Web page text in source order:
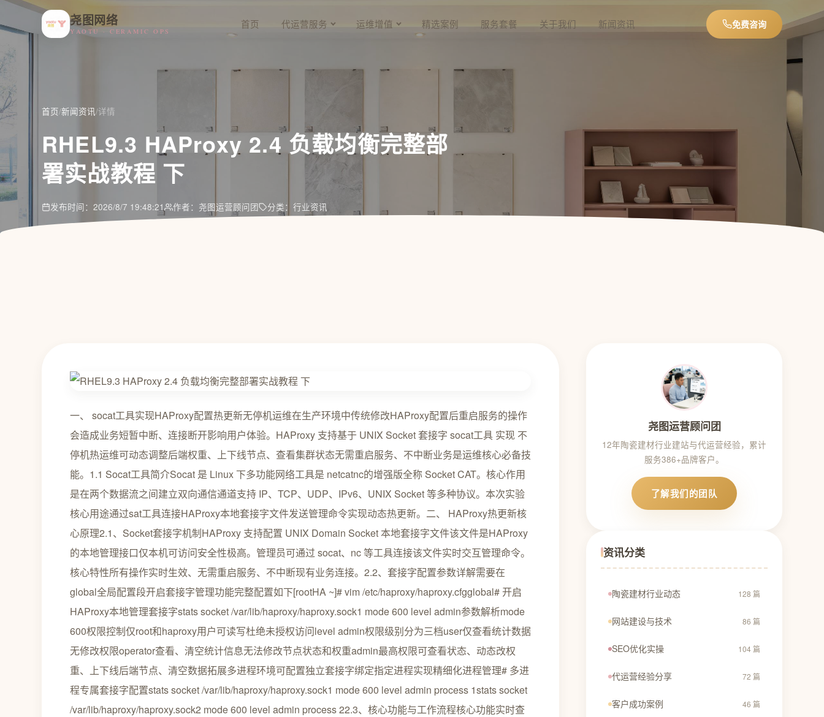
尧图网络
YAOTU · CERAMIC OPS
首页 代运营服务 运维增值 精选案例 服务套餐 关于我们 新闻资讯 免费咨询
首页/新闻资讯/详情
RHEL9.3 HAProxy 2.4 负载均衡完整部
署实战教程 下
发布时间：2026/8/7 19:48:21 作者：尧图运营顾问团 分类：行业资讯
一、 socat工具实现HAProxy配置热更新无停机运维在生产环境中传统修改HAProxy配置后重启服务的操作
会造成业务短暂中断、连接断开影响用户体验。HAProxy 支持基于 UNIX Socket 套接字 socat工具 实现 不
停机热运维可动态调整后端权重、上下线节点、查看集群状态无需重启服务、不中断业务是运维核心必备技
能。1.1 Socat工具简介Socat 是 Linux 下多功能网络工具是 netcatnc的增强版全称 Socket CAT。核心作用
是在两个数据流之间建立双向通信通道支持 IP、TCP、UDP、IPv6、UNIX Socket 等多种协议。本次实验
核心用途通过sat工具连接HAProxy本地套接字文件发送管理命令实现动态热更新。二、 HAProxy热更新核
心原理2.1、Socket套接字机制HAProxy 支持配置 UNIX Domain Socket 本地套接字文件该文件是HAProxy
的本地管理接口仅本机可访问安全性极高。管理员可通过 socat、nc 等工具连接该文件实时交互管理命令。
核心特性所有操作实时生效、无需重启服务、不中断现有业务连接。2.2、套接字配置参数详解需要在
global全局配置段开启套接字管理功能完整配置如下[rootHA ~]# vim /etc/haproxy/haproxy.cfgglobal# 开启
HAProxy本地管理套接字stats socket /var/lib/haproxy/haproxy.sock1 mode 600 level admin参数解析mode
600权限控制仅root和haproxy用户可读写杜绝未授权访问level admin权限级别分为三档user仅查看统计数据
无修改权限operator查看、清空统计信息无法修改节点状态和权重admin最高权限可查看状态、动态改权
重、上下线后端节点、清空数据拓展多进程环境可配置独立套接字绑定指定进程实现精细化进程管理# 多进
程专属套接字配置stats socket /var/lib/haproxy/haproxy.sock1 mode 600 level admin process 1stats socket
/var/lib/haproxy/haproxy.sock2 mode 600 level admin process 22.3、核心功能与工作流程核心功能实时查
尧图运营顾问团
12年陶瓷建材行业建站与代运营经验，累计
服务386+品牌客户。
了解我们的团队
资讯分类
陶瓷建材行业动态 128 篇
网站建设与技术 86 篇
SEO优化实操 104 篇
代运营经验分享 72 篇
客户成功案例 46 篇